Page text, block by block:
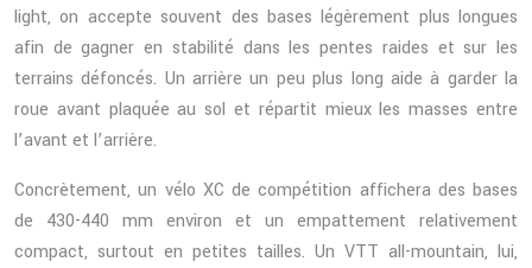
light, on accepte souvent des bases légèrement plus longues
afin de gagner en stabilité dans les pentes raides et sur les
terrains défoncés. Un arrière un peu plus long aide à garder la
roue avant plaquée au sol et répartit mieux les masses entre
l’avant et l’arrière.
Concrètement, un vélo XC de compétition affichera des bases
de 430-440 mm environ et un empattement relativement
compact, surtout en petites tailles. Un VTT all-mountain, lui,